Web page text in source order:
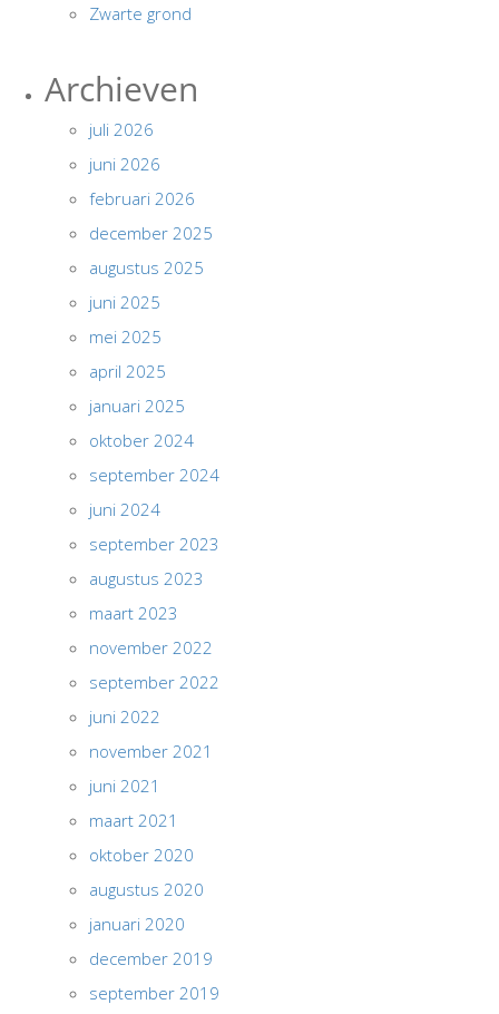
Zwarte grond
Archieven
juli 2026
juni 2026
februari 2026
december 2025
augustus 2025
juni 2025
mei 2025
april 2025
januari 2025
oktober 2024
september 2024
juni 2024
september 2023
augustus 2023
maart 2023
november 2022
september 2022
juni 2022
november 2021
juni 2021
maart 2021
oktober 2020
augustus 2020
januari 2020
december 2019
september 2019